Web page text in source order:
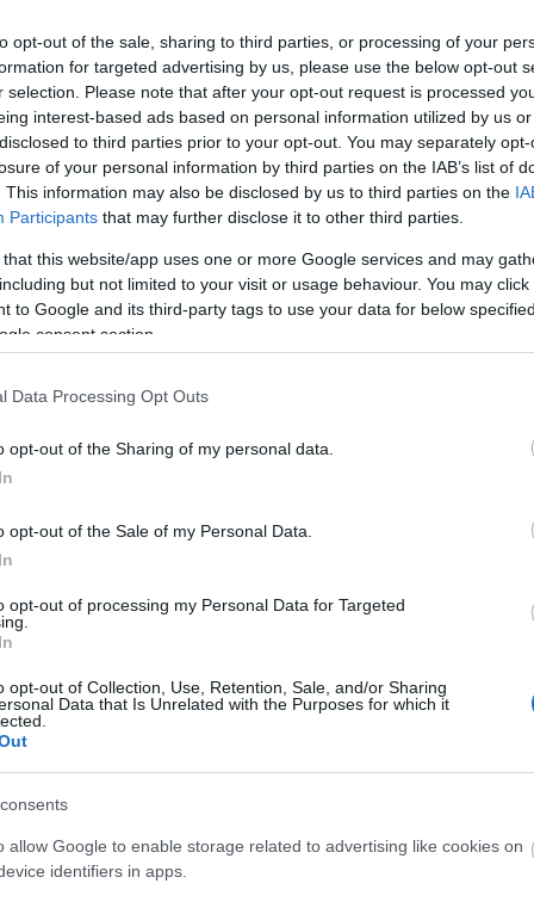
opt-out of the sale, sharing to third parties, or processing of your
for targeted advertising by us, please use the below opt-out
selection. Please note that after your opt-out request is processed
interest-based ads based on personal information utilized by us
to third parties prior to your opt-out. You may separately
of your personal information by third parties on the IAB’s list of
This information may also be disclosed by us to third parties on the
Participants that may further disclose it to other third parties.
that this website/app uses one or more Google services and may
but not limited to your visit or usage behaviour. You may
to Google and its third-party tags to use your data for below
consent section.
Data Processing Opt Outs
opt-out of the Sharing of my personal data.
opt-out of the Sale of my Personal Data.
opt-out of processing my Personal Data for Targeted
opt-out of Collection, Use, Retention, Sale, and/or Sharing
Data that Is Unrelated with the Purposes for which it
allow Google to enable storage related to advertising like cookies on
identifiers in apps.
is magasabbak.
jellemzően közösen bérelnek lakást: a közös
díja a fővárosban havi 144 ezer és 253 ezer forint
112 ezer forint havonta. Aki csak szobát
havonta 40 ezer, Budapesten 52 ezer forintot kell
míg 2009-ben a VI. kerületben átlagosan 1798
Otthon Centrum adatai szerint, addig 2018. első
négyzetméteres ingatlan bérlése ebben a
már 125 560 forintot kellett fizetnie annak, aki
minden kerületben jelentősen emelkedtek.
gyakran azonos vagy nagyobb összeggel
törlesztőrészletei, érdemes lehet lakást
négyzetméteres lakás havi hiteltörlesztése,
olcsóbb is lehet, mintha ugyanezt a lakást
Spanyolország és Franciaország
villamosenergia-hálózatát